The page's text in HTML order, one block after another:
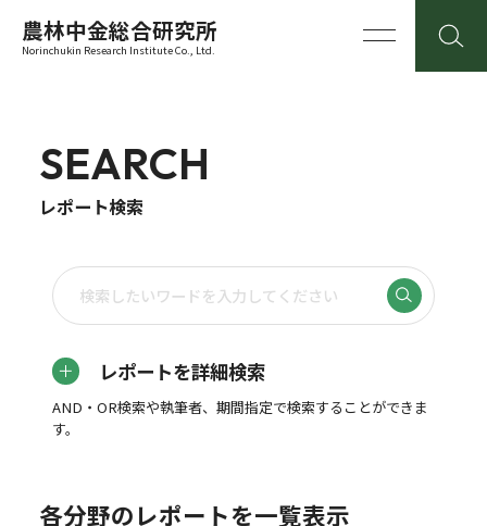
農林中金総合研究所
Norinchukin Research Institute Co., Ltd.
SEARCH
レポート検索
レポートを詳細検索
AND・OR検索や執筆者、期間指定で検索することができま
す。
各分野のレポートを一覧表示